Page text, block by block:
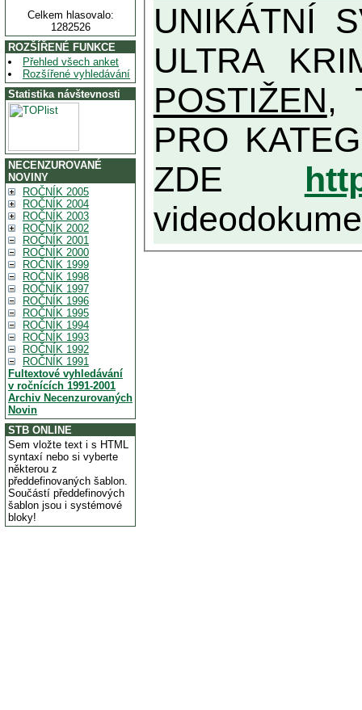
Celkem hlasovalo:
1282526
ROZŠÍŘENÉ FUNKCE
Přehled všech anket
Rozšířené vyhledávání
Statistika návštevnosti
NECENZUROVANÉ
NOVINY
ROČNÍK 2005
ROČNÍK 2004
ROČNÍK 2003
ROČNÍK 2002
ROČNÍK 2001
ROČNÍK 2000
ROČNÍK 1999
ROČNÍK 1998
ROČNÍK 1997
ROČNÍK 1996
ROČNÍK 1995
ROČNÍK 1994
ROČNÍK 1993
ROČNÍK 1992
ROČNÍK 1991
Fultextové vyhledávání
v ročnících 1991-2001
Archiv Necenzurovaných
Novin
STB ONLINE
Sem vložte text i s HTML
syntaxí nebo si vyberte
některou z
předdefinovaných šablon.
Součástí předdefinových
šablon jsou i systémové
bloky!
UNIKÁTNÍ SVĚDECTVÍ ZE SOUČASNOSTI: PŘEDSEDA VLASTIZRÁDNÉ VLÁDY KGB MIMOŘÁDNĚ DETAILNĚ O
ULTRA
POSTIŽEN,
PRO KATEGORII TĚCH VŮBEC
ZDE